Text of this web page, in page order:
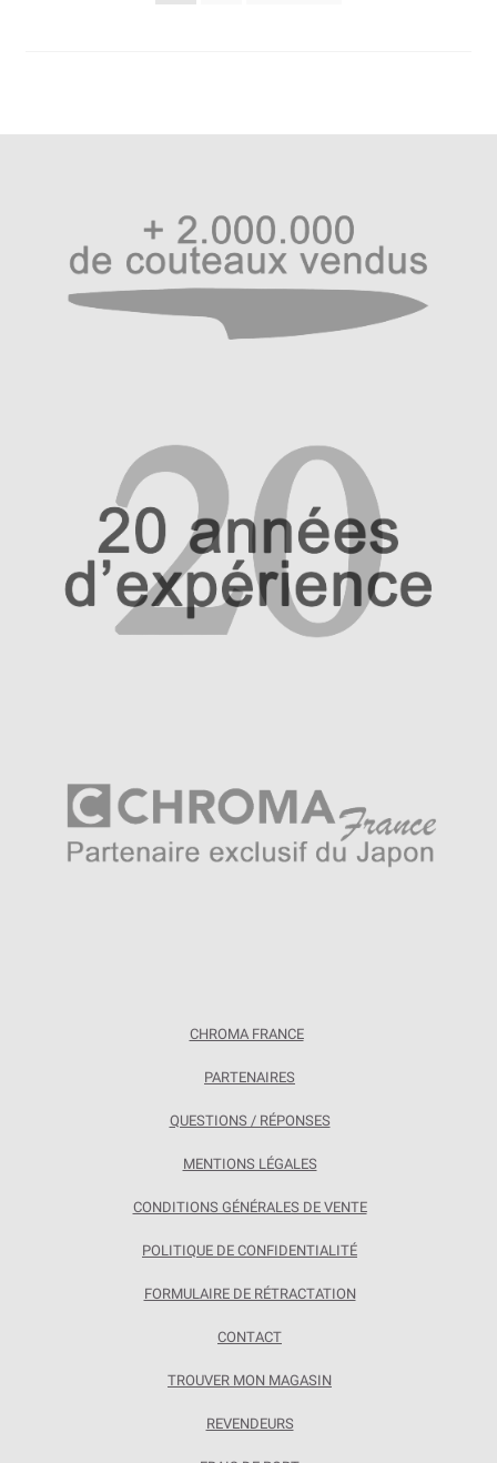
CHROMA FRANCE
PARTENAIRES
QUESTIONS / RÉPONSES
MENTIONS LÉGALES
CONDITIONS GÉNÉRALES DE VENTE
POLITIQUE DE CONFIDENTIALITÉ
FORMULAIRE DE RÉTRACTATION
CONTACT
TROUVER MON MAGASIN
REVENDEURS